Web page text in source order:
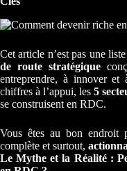
Cet article n’est pas une
de route stratégique
entreprendre, à innover et
chiffres à l’appui, les5
se construisent en RDC.
Vous êtes au bon endroit
complète et surtout,
Le Mythe et la Réalité :